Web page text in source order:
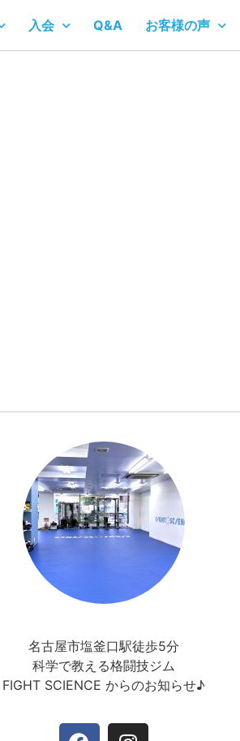
入会 Q&A お客様の声
名古屋市塩釜口駅徒歩5分
科学で教える格闘技ジム
FIGHT SCIENCE からのお知らせ♪